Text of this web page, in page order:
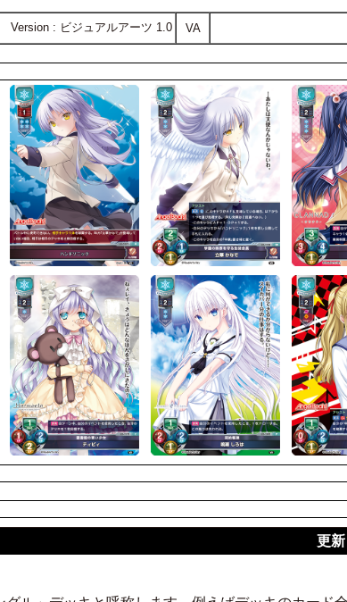
Version : ビジュアルアーツ 1.0 VA
更